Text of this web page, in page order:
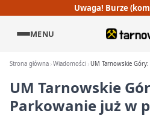
Uwaga! Burze
MENU
Strona główna Wiadomości UM Tarnowskie
UM Tarnowskie
Parkowanie już w